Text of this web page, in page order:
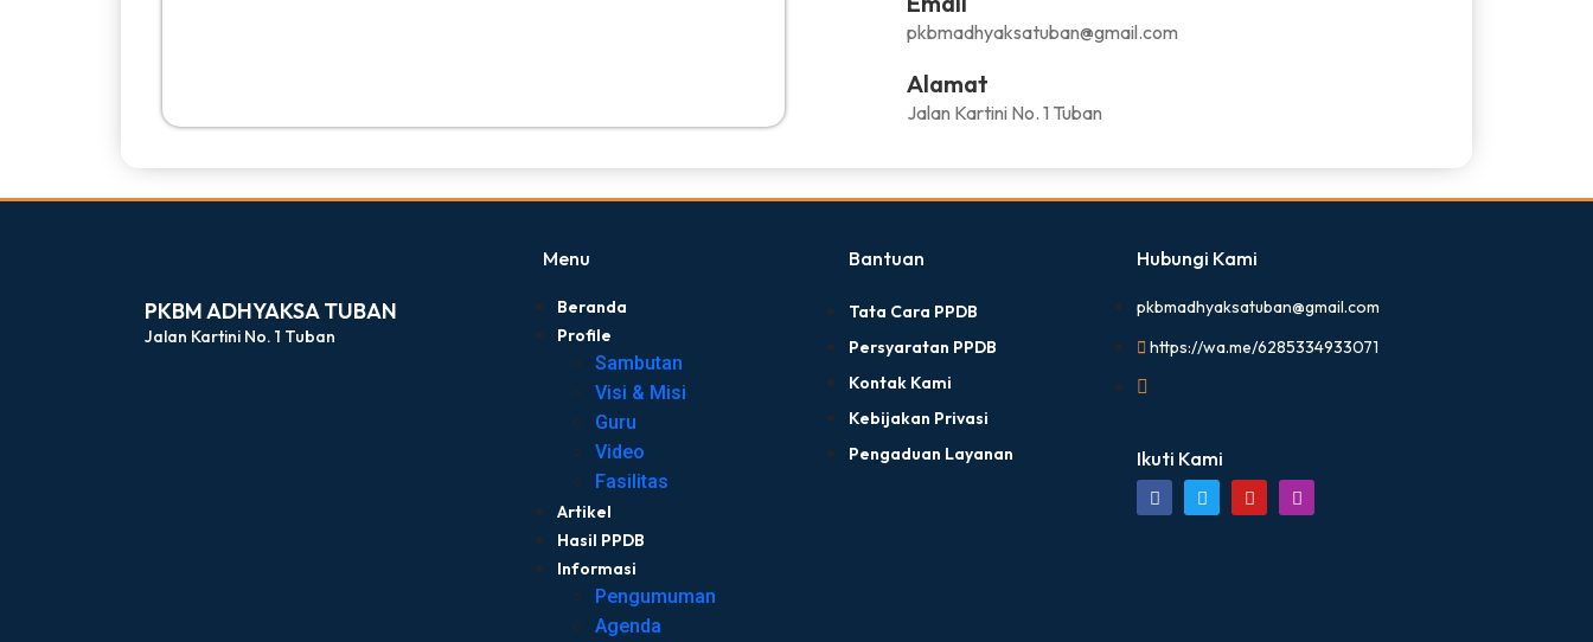
pkbmadhyaksatuban@gmail.com
Alamat
Jalan Kartini No. 1 Tuban
PKBM ADHYAKSA TUBAN
Jalan Kartini No. 1 Tuban
Menu
Beranda
Profile
Sambutan
Visi & Misi
Guru
Video
Fasilitas
Artikel
Hasil PPDB
Informasi
Pengumuman
Agenda
Bantuan
Tata Cara PPDB
Persyaratan PPDB
Kontak Kami
Kebijakan Privasi
Pengaduan Layanan
Hubungi Kami
pkbmadhyaksatuban@gmail.com
https://wa.me/6285334933071
Ikuti Kami